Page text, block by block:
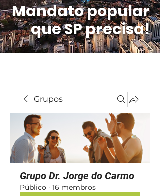
Mandato popular
que SP precisa!
Grupos
Grupo Dr. Jorge do Carmo
Público · 16 membros